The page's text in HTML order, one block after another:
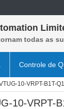
todas as
Controle de
10-VRPT-B1T-
10-VRPT-